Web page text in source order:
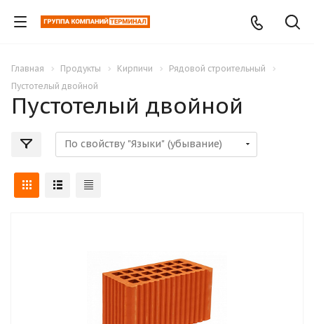
Главная Продукты Кирпичи
Рядовой строительный
Пустотелый двойной
Пустотелый двойной